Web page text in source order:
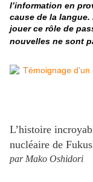
l’information en
cause de la
jouer ce rôle de
nouvelles ne sont
L’histoire
nucléaire de
par Mako Oshidori